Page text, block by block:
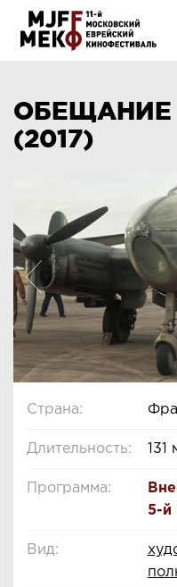
ОБЕЩАНИЕ
(2017)
Страна:
Длительность: 131
Программа:
5-
Вид: